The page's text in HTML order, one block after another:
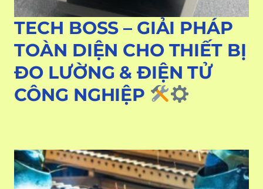
TECH BOSS – GIẢI PHÁP
TOÀN DIỆN CHO THIẾT BỊ
ĐO LƯỜNG & ĐIỆN TỬ
CÔNG NGHIỆP